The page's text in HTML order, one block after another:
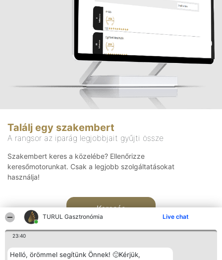
TURUL Gasztronómia Live chat
23:40
Helló, örömmel segítünk Önnek! 🙂Kérjük,
Találj egy szakembert
A rangsor az iparág legjobbjait gyűjti össze
Szakembert keres a közelébe? Ellenőrizze
keresőmotorunkat. Csak a legjobb szolgáltatásokat
használja!
Keresés